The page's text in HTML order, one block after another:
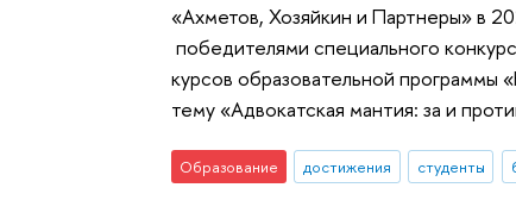
«Ахметов, Хозяйкин и Партнеры» в
победителями специального
курсов образовательной
тему «Адвокатская мантия: за и
Образование достижения студенты